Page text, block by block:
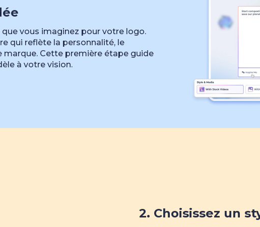
que vous imaginez pour votre logo.
qui reflète la personnalité, le
Cette première étape guide
à votre vision.
2. Choisissez un